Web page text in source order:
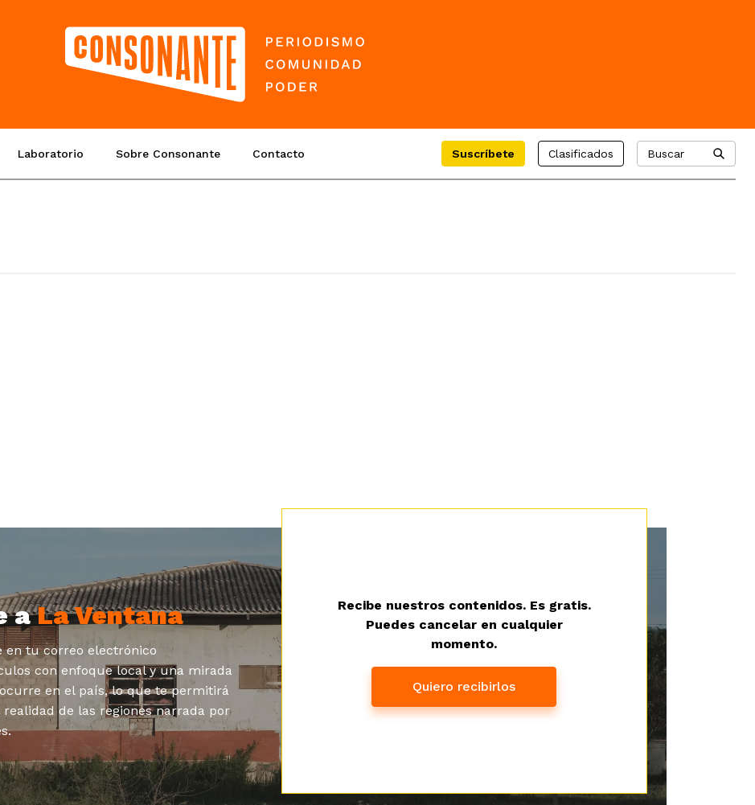
Laboratorio Sobre Consonante Contacto Suscríbete Clasificados Buscar
aLa Ventana
en tu correo electrónico
con enfoque local y una mirada
en el país, lo que te permitirá
de las regiones narrada por
Recibe nuestros contenidos. Es gratis.
Puedes cancelar en cualquier
momento.
Quiero recibirlos